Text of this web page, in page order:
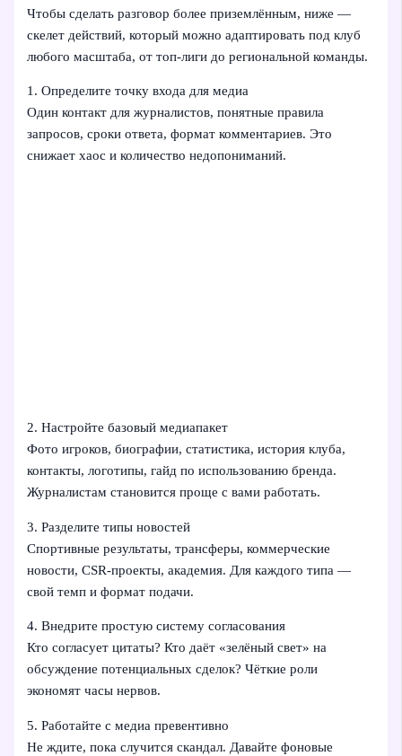
Чтобы сделать разговор более приземлённым, ниже —
скелет действий, который можно адаптировать под клуб
любого масштаба, от топ-лиги до региональной команды.
1. Определите точку входа для медиа
Один контакт для журналистов, понятные правила
запросов, сроки ответа, формат комментариев. Это
снижает хаос и количество недопониманий.
2. Настройте базовый медиапакет
Фото игроков, биографии, статистика, история клуба,
контакты, логотипы, гайд по использованию бренда.
Журналистам становится проще с вами работать.
3. Разделите типы новостей
Спортивные результаты, трансферы, коммерческие
новости, CSR-проекты, академия. Для каждого типа —
свой темп и формат подачи.
4. Внедрите простую систему согласования
Кто согласует цитаты? Кто даёт «зелёный свет» на
обсуждение потенциальных сделок? Чёткие роли
экономят часы нервов.
5. Работайте с медиа превентивно
Не ждите, пока случится скандал. Давайте фоновые